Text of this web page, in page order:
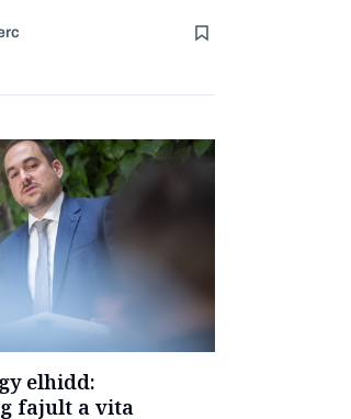
elhidd:
fajult a vita